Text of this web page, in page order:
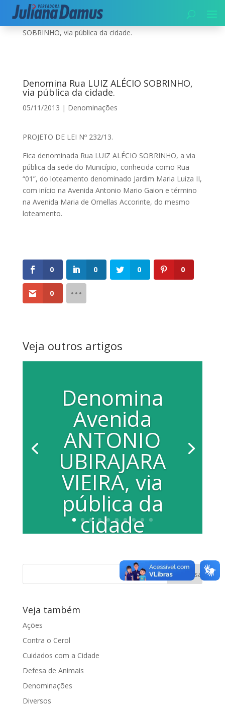
Início|Denominações|
Denomina Rua LUIZ ALÉCIO
SOBRINHO, via pública da cidade.
Denomina Rua LUIZ ALÉCIO SOBRINHO,
via pública da cidade.
05/11/2013 | Denominações
PROJETO DE LEI Nº 232/13.
Fica denominada Rua LUIZ ALÉCIO SOBRINHO, a via
pública da sede do Município, conhecida como Rua
“01”, do loteamento denominado Jardim Maria Luiza II,
com início na Avenida Antonio Mario Gaion e término
na Avenida Maria de Ornellas Accorinte, do mesmo
loteamento.
0 0 0 0
0
Veja outros artigos
Denomina
Avenida
ANTONIO
UBIRAJARA
VIEIRA, via
pública da
cidade
UBIRAJARA VIEIRA, a via pública da sede
Veja também
Ações
Contra o Cerol
Cuidados com a Cidade
Defesa de Animais
Denominações
Diversos